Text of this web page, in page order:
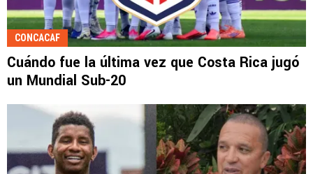
CONCACAF
Cuándo fue la última vez que Costa Rica jugó
un Mundial Sub-20